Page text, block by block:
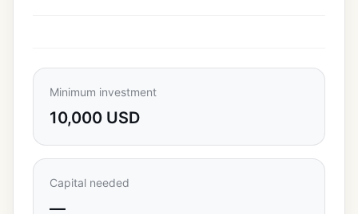
Minimum investment
10,000 USD
Capital needed
—